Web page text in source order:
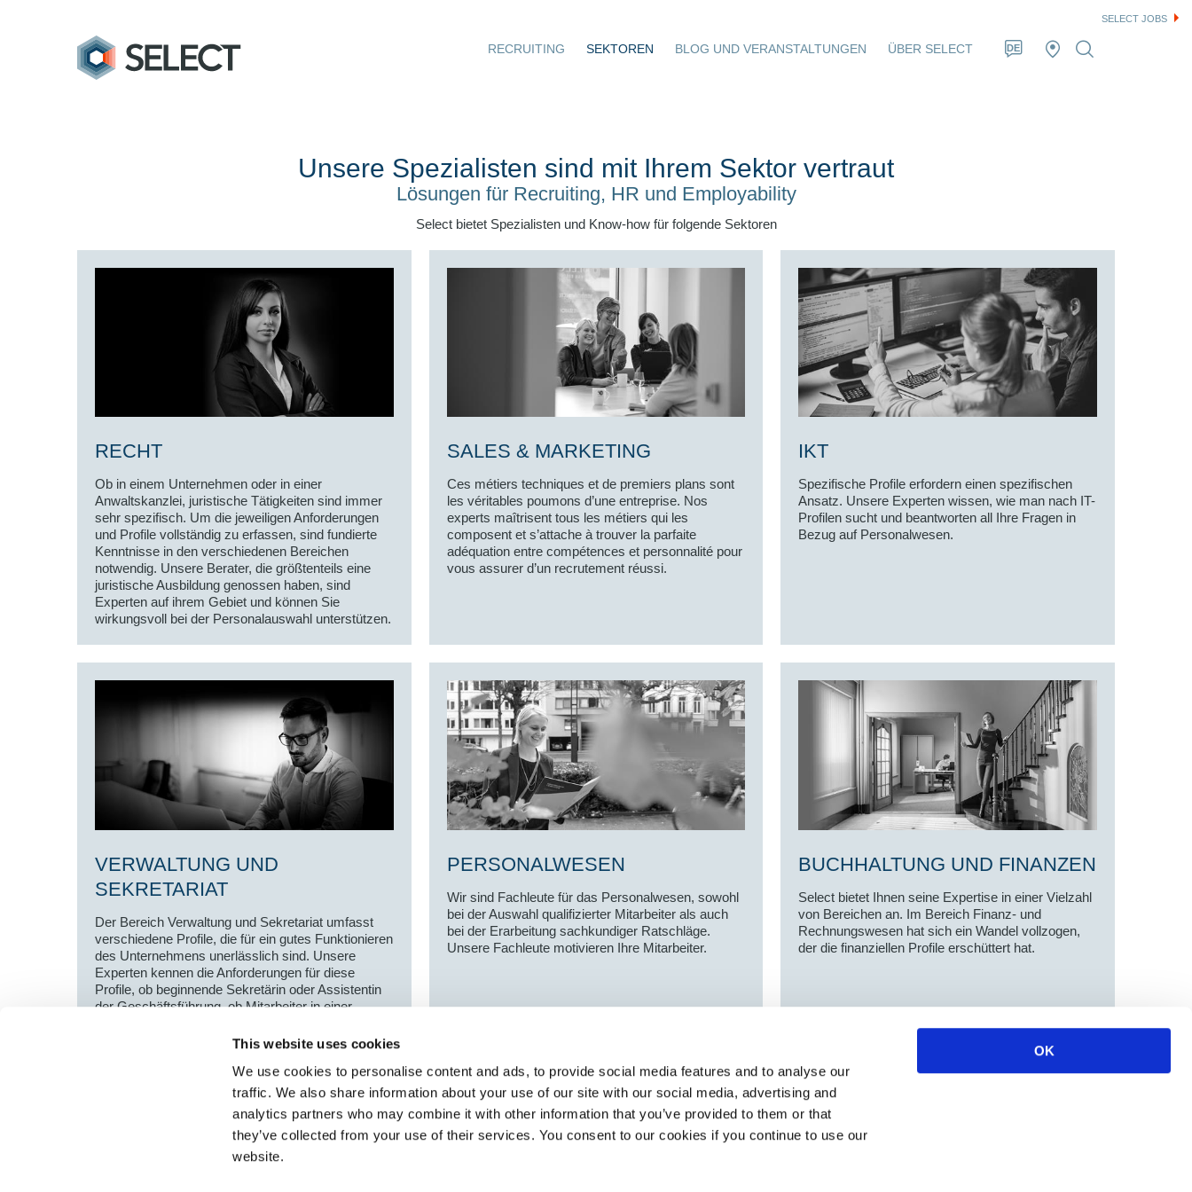
This website uses cookies
We use cookies to personalise content and ads, to provide social media features and to analyse our
traffic. We also share information about your use of our site with our social media, advertising and
analytics partners who may combine it with other information that you’ve provided to them or that
they’ve collected from your use of their services. You consent to our cookies if you continue to use our
website.
OK
SELECT JOBS
RECRUITING SEKTOREN BLOG UND VERANSTALTUNGEN ÜBER SELECT DE
Unsere Spezialisten sind mit Ihrem Sektor vertraut
Lösungen für Recruiting, HR und Employability
Select bietet Spezialisten und Know-how für folgende Sektoren
RECHT
Ob in einem Unternehmen oder in einer
Anwaltskanzlei, juristische Tätigkeiten sind immer
sehr spezifisch. Um die jeweiligen Anforderungen
und Profile vollständig zu erfassen, sind fundierte
Kenntnisse in den verschiedenen Bereichen
notwendig. Unsere Berater, die größtenteils eine
juristische Ausbildung genossen haben, sind
Experten auf ihrem Gebiet und können Sie
wirkungsvoll bei der Personalauswahl unterstützen.
SALES & MARKETING
Ces métiers techniques et de premiers plans sont
les véritables poumons d’une entreprise. Nos
experts maîtrisent tous les métiers qui les
composent et s’attache à trouver la parfaite
adéquation entre compétences et personnalité pour
vous assurer d’un recrutement réussi.
IKT
Spezifische Profile erfordern einen spezifischen
Ansatz. Unsere Experten wissen, wie man nach IT-
Profilen sucht und beantworten all Ihre Fragen in
Bezug auf Personalwesen.
VERWALTUNG UND
SEKRETARIAT
Der Bereich Verwaltung und Sekretariat umfasst
verschiedene Profile, die für ein gutes Funktionieren
des Unternehmens unerlässlich sind. Unsere
Experten kennen die Anforderungen für diese
Profile, ob beginnende Sekretärin oder Assistentin
der Geschäftsführung, ob Mitarbeiter in einer
PERSONALWESEN
Wir sind Fachleute für das Personalwesen, sowohl
bei der Auswahl qualifizierter Mitarbeiter als auch
bei der Erarbeitung sachkundiger Ratschläge.
Unsere Fachleute motivieren Ihre Mitarbeiter.
BUCHHALTUNG UND FINANZEN
Select bietet Ihnen seine Expertise in einer Vielzahl
von Bereichen an. Im Bereich Finanz- und
Rechnungswesen hat sich ein Wandel vollzogen,
der die finanziellen Profile erschüttert hat.
Select führt Talente und Arbeitgeber zusammen. Neben dem
Anwerben von Talenten bieten wir ein komplettes Paket an HR-
ÜBER SELECT